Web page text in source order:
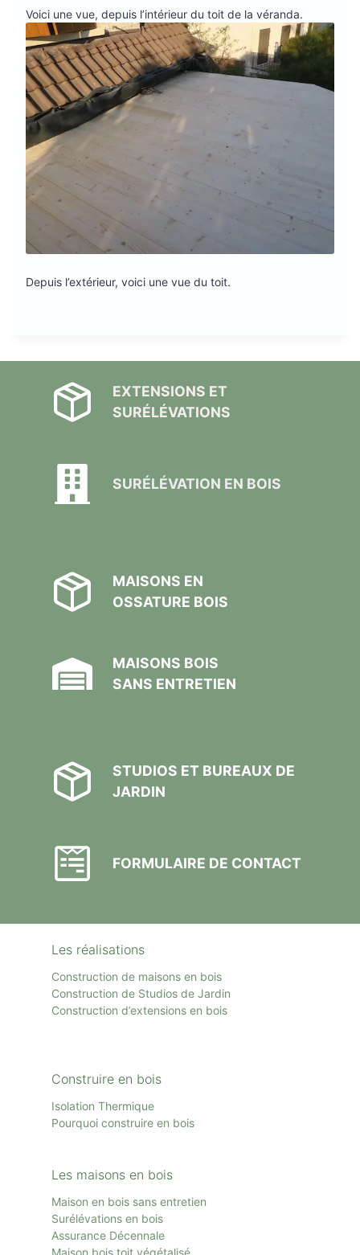
Voici une vue, depuis l’intérieur du toit de la véranda.
Depuis l’extérieur, voici une vue du toit.
EXTENSIONS ET
SURÉLÉVATIONS
SURÉLÉVATION EN BOIS
MAISONS EN
OSSATURE BOIS
MAISONS BOIS
SANS ENTRETIEN
STUDIOS ET BUREAUX DE
JARDIN
FORMULAIRE DE CONTACT
Les réalisations
Construction de maisons en bois
Construction de Studios de Jardin
Construction d’extensions en bois
Construire en bois
Isolation Thermique
Pourquoi construire en bois
Les maisons en bois
Maison en bois sans entretien
Surélévations en bois
Assurance Décennale